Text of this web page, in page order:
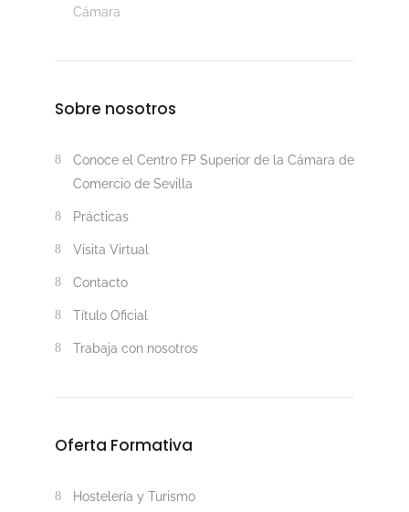
Cámara
Sobre nosotros
Conoce el Centro FP Superior de la Cámara de
Comercio de Sevilla
Prácticas
Visita Virtual
Contacto
Título Oficial
Trabaja con nosotros
Oferta Formativa
Hostelería y Turismo